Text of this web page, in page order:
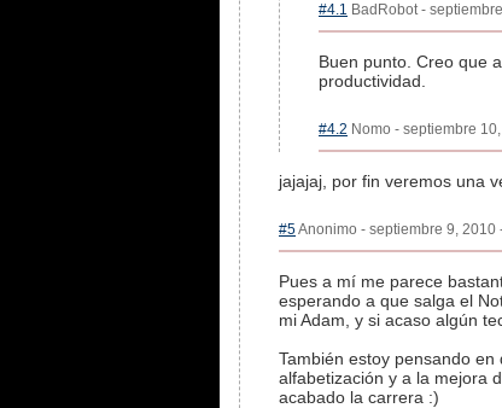
#4.1 BadRobot -
Buen punto. Creo que
productividad.
#4.2 Nomo - septiembre
jajajaj, por fin veremos una
#5Anonimo - septiembre 9, 2010
Pues a mí me parece
esperando a que salga el
mi Adam, y si acaso algún
También estoy pensando
alfabetización y a la mejora
acabado la carrera :)